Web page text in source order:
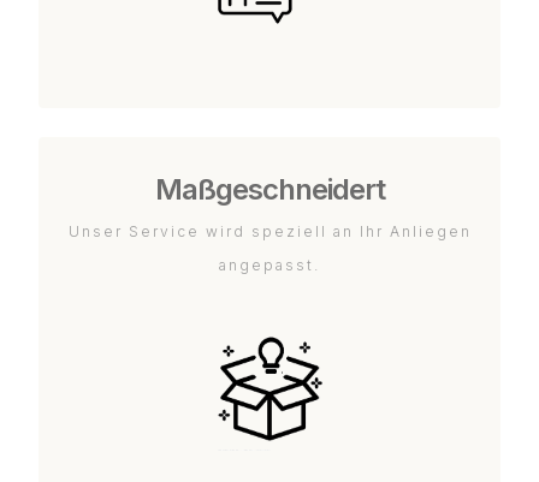
Maßgeschneidert
Unser Service wird speziell an Ihr Anliegen
angepasst.